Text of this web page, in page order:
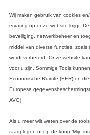
Wij maken gebruik van cookies
ervaring op onze website krijgt.
beveiliging, netwerkbeheer en
middel van diverse functies,
wordt verbeterd. Onze website
voor u zijn. Sommige Tools
Economische Ruimte (EER) en
Europese
AVG).
Als u meer wilt weten over de
raadplegen of op de knop ‘Mijn